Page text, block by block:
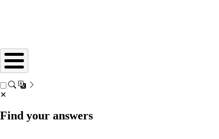
✕
Find your answers